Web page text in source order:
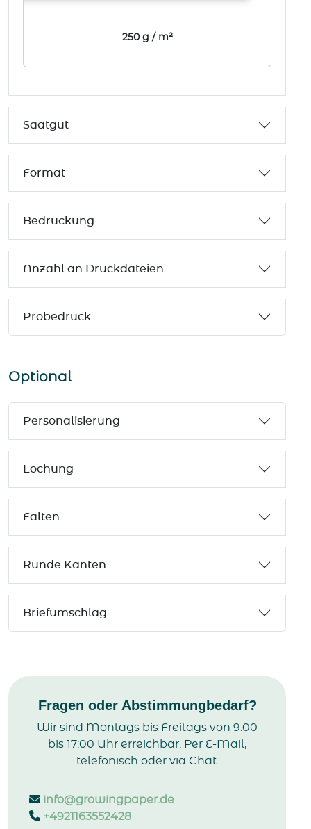
250 g / m²
Saatgut
Format
Bedruckung
Anzahl an Druckdateien
Probedruck
Optional
Personalisierung
Lochung
Falten
Runde Kanten
Briefumschlag
Fragen oder Abstimmungbedarf?
Wir sind Montags bis Freitags von 9:00
bis 17:00 Uhr erreichbar. Per E-Mail,
telefonisch oder via Chat.
info@growingpaper.de
+4921163552428